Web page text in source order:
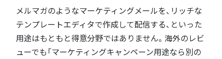
メルマガのようなマーケティングメールを、リッチな
テンプレートエディタで作成して配信する、といった
用途はもともと得意分野ではありません。海外のレビ
ューでも「マーケティングキャンペーン用途なら別の